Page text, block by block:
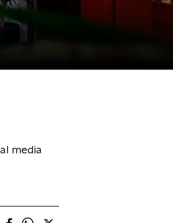
media